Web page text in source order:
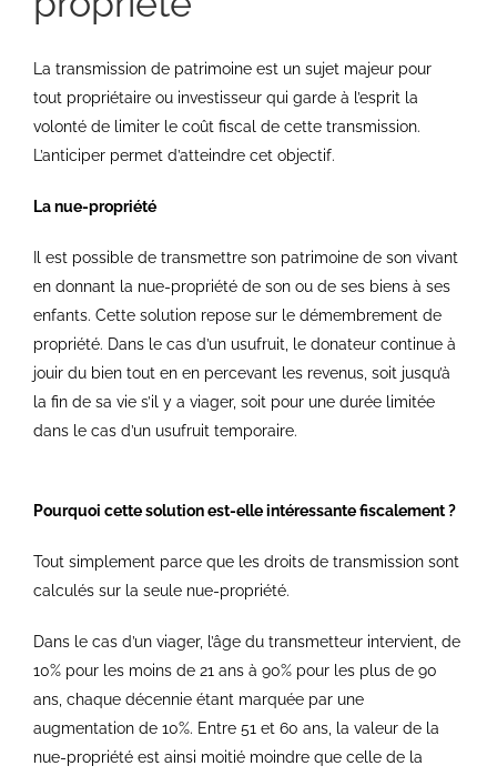
La transmission de patrimoine est un sujet majeur pour
tout propriétaire ou investisseur qui garde à l’esprit la
volonté de limiter le coût fiscal de cette transmission.
L’anticiper permet d’atteindre cet objectif.
La nue-propriété
Il est possible de transmettre son patrimoine de son vivant
en donnant la nue-propriété de son ou de ses biens à ses
enfants. Cette solution repose sur le démembrement de
propriété. Dans le cas d’un usufruit, le donateur continue à
jouir du bien tout en en percevant les revenus, soit jusqu’à
la fin de sa vie s’il y a viager, soit pour une durée limitée
dans le cas d’un usufruit temporaire.
Pourquoi cette solution est-elle intéressante fiscalement ?
Tout simplement parce que les droits de transmission sont
calculés sur la seule nue-propriété.
Dans le cas d’un viager, l’âge du transmetteur intervient, de
10% pour les moins de 21 ans à 90% pour les plus de 90
ans, chaque décennie étant marquée par une
augmentation de 10%. Entre 51 et 60 ans, la valeur de la
nue-propriété est ainsi moitié moindre que celle de la